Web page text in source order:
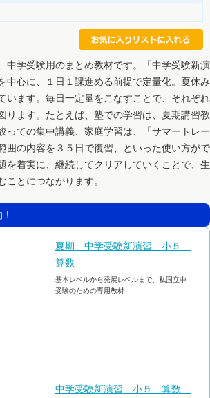
中学受験用のまとめ教材です。「中学受験新演
中心に、１日１課進める前提で定量化。夏休み
います。毎日一定量をこなすことで、それぞれ
ります。たとえば、塾での学習は、夏期講習教
っての集中講義、家庭学習は、「サマートレー
囲の内容を３５日で復習、といった使い方がで
を着実に、継続してクリアしていくことで、生
ことにつながります。
夏期 中学受験新演習 小５
算数
基本レベルから発展レベルまで、私国立中
受験のための専用教材
中学受験新演習 小５ 算数